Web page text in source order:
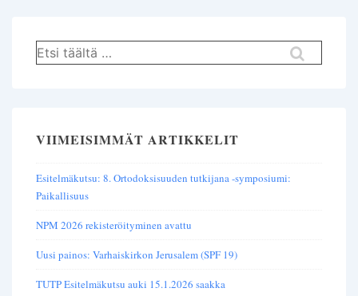
Hae:
VIIMEISIMMÄT ARTIKKELIT
Esitelmäkutsu: 8. Ortodoksisuuden tutkijana -symposiumi:
Paikallisuus
NPM 2026 rekisteröityminen avattu
Uusi painos: Varhaiskirkon Jerusalem (SPF 19)
TUTP Esitelmäkutsu auki 15.1.2026 saakka